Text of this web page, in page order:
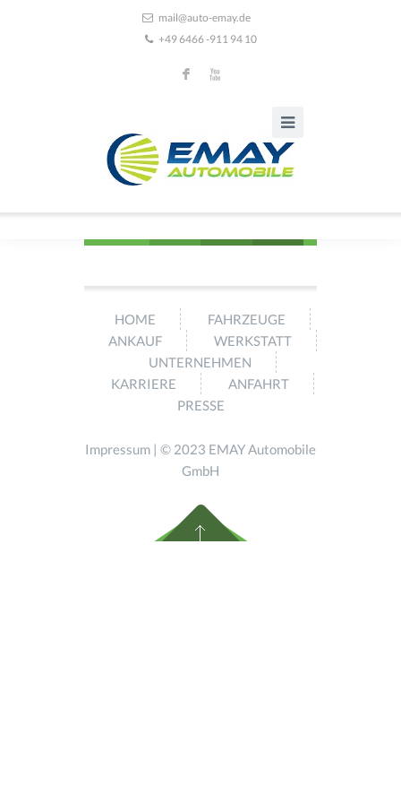
mail@auto-emay.de
+49 6466 -911 94 10
F X
HOME
FAHRZEUGE
ANKAUF
WERKSTATT
UNTERNEHMEN
KARRIERE
ANFAHRT
PRESSE
Impressum | © 2023 EMAY Automobile
GmbH